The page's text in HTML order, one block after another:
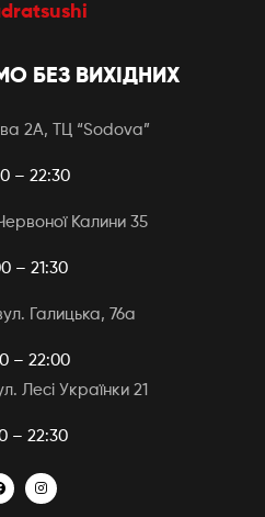
БЕЗ ВИХІДНИХ
2А, ТЦ “Sodova”
– 22:30
Калини 35
– 21:30
Галицька, 76а
– 22:00
Лесі Українки 21
– 22:30